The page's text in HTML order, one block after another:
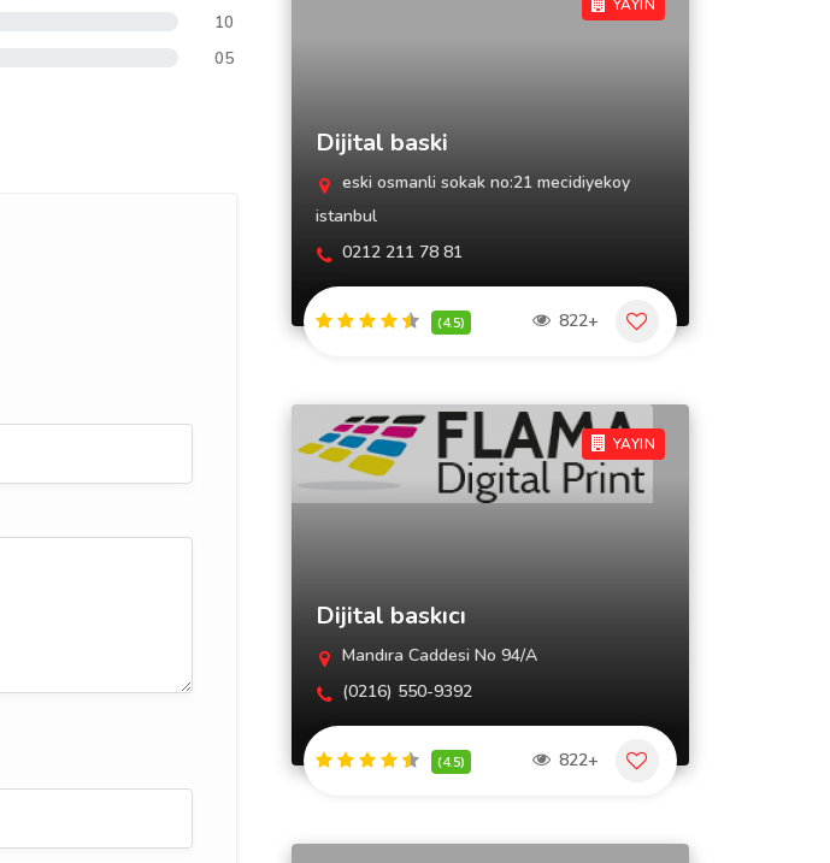
10
05
YAYIN
Dijital baski
eski osmanli sokak no:21 mecidiyekoy
istanbul
0212 211 78 81
(4.5) 822+
YAYIN
Dijital baskıcı
Mandıra Caddesi No 94/A
(0216) 550-9392
(4.5) 822+